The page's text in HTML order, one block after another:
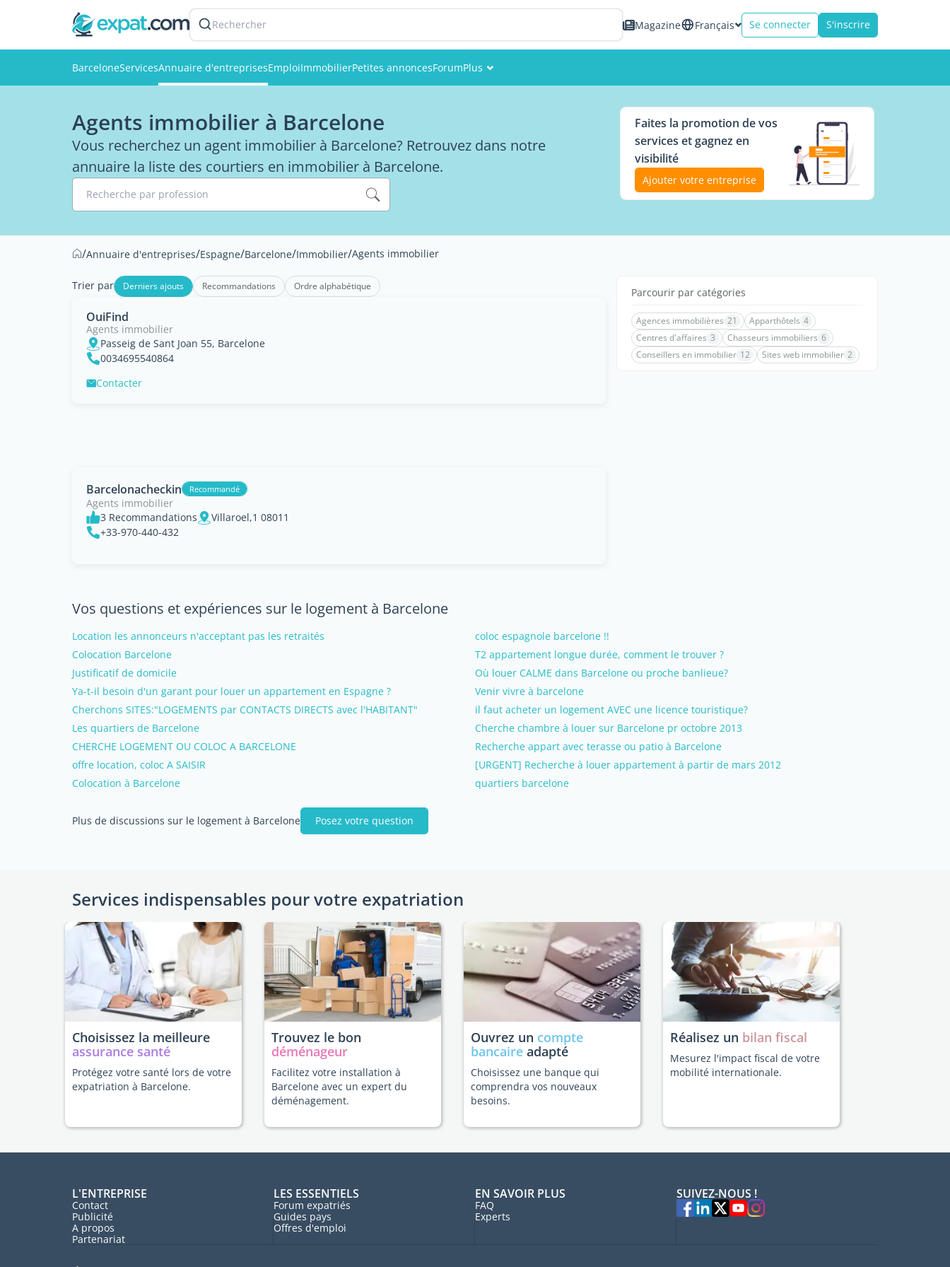
Rechercher Magazine Français Se connecter S'inscrire
BarceloneServicesAnnuaire d'entreprisesEmploiImmobilierPetites annoncesForumPlus
Agents immobilier à Barcelone
Vous recherchez un agent immobilier à Barcelone? Retrouvez dans notre
annuaire la liste des courtiers en immobilier à Barcelone.
Recherche par profession
Faites la promotion de vos
services et gagnez en
visibilité
Ajouter votre entreprise
/Annuaire d'entreprises/Espagne/Barcelone/Immobilier/Agents immobilier
Trier par Derniers ajouts Recommandations Ordre alphabétique
OuiFind
Agents immobilier
Passeig de Sant Joan 55, Barcelone
0034695540864
Contacter
Barcelonacheckin Recommandé
Agents immobilier
3 Recommandations
Villaroel,1 08011
+33-970-440-432
Parcourir par catégories
Agences immobilières 21 Apparthôtels 4
Centres d'affaires 3 Chasseurs immobiliers 6
Conseillers en immobilier 12 Sites web immobilier 2
Vos questions et expériences sur le logement à Barcelone
Location les annonceurs n'acceptant pas les retraités
coloc espagnole barcelone !!
Colocation Barcelone
T2 appartement longue durée, comment le trouver ?
Justificatif de domicile
Où louer CALME dans Barcelone ou proche banlieue?
Ya-t-il besoin d'un garant pour louer un appartement en Espagne ?
Venir vivre à barcelone
Cherchons SITES:"LOGEMENTS par CONTACTS DIRECTS avec l'HABITANT"
il faut acheter un logement AVEC une licence touristique?
Les quartiers de Barcelone
Cherche chambre à louer sur Barcelone pr octobre 2013
CHERCHE LOGEMENT OU COLOC A BARCELONE
Recherche appart avec terasse ou patio à Barcelone
offre location, coloc A SAISIR
[URGENT] Recherche à louer appartement à partir de mars 2012
Colocation à Barcelone
quartiers barcelone
Plus de discussions sur le logement à Barcelone Posez votre question
Services indispensables pour votre expatriation
Choisissez la meilleure
assurance santé
Protégez votre santé lors de votre
expatriation à Barcelone.
Trouvez le bon
déménageur
Facilitez votre installation à
Barcelone avec un expert du
déménagement.
Ouvrez un compte
bancaire adapté
Choisissez une banque qui
comprendra vos nouveaux
besoins.
Réalisez un bilan fiscal
Mesurez l'impact fiscal de votre
mobilité internationale.
L'ENTREPRISE
Contact
Publicité
A propos
Partenariat
LES ESSENTIELS
Forum expatriés
Guides pays
Offres d'emploi
EN SAVOIR PLUS
FAQ
Experts
SUIVEZ-NOUS !